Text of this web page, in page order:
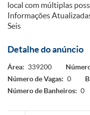
local com múltiplas
Informações
Seis
Detalhe do anúncio
Área: 339200
Número de Vagas: 0
Número de Banheiros: 0